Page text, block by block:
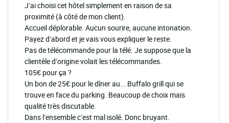
J’ai choisi cet hôtel simplement en raison de sa
proximité (à côté de mon client).
Accueil déplorable. Aucun sourire, aucune intonation.
Payez d’abord et je vais vous expliquer le reste.
Pas de télécommande pour la télé. Je suppose que la
clientèle d’origine volait les télécommandes.
105€ pour ça ?
Un bon de 25€ pour le dîner au…Buffalo grill qui se
trouve en face du parking. Beaucoup de choix mais
qualité très discutable.
Dans l’ensemble c’est mal isolé. Donc bruyant.